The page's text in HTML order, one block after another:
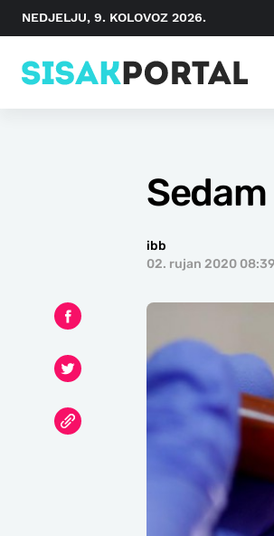
NEDJELJU, 9. KOLOVOZ 2026.
ibb
02. rujan 2020 08:39